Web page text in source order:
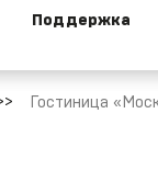
Поддержка
библиотека
Гостиница